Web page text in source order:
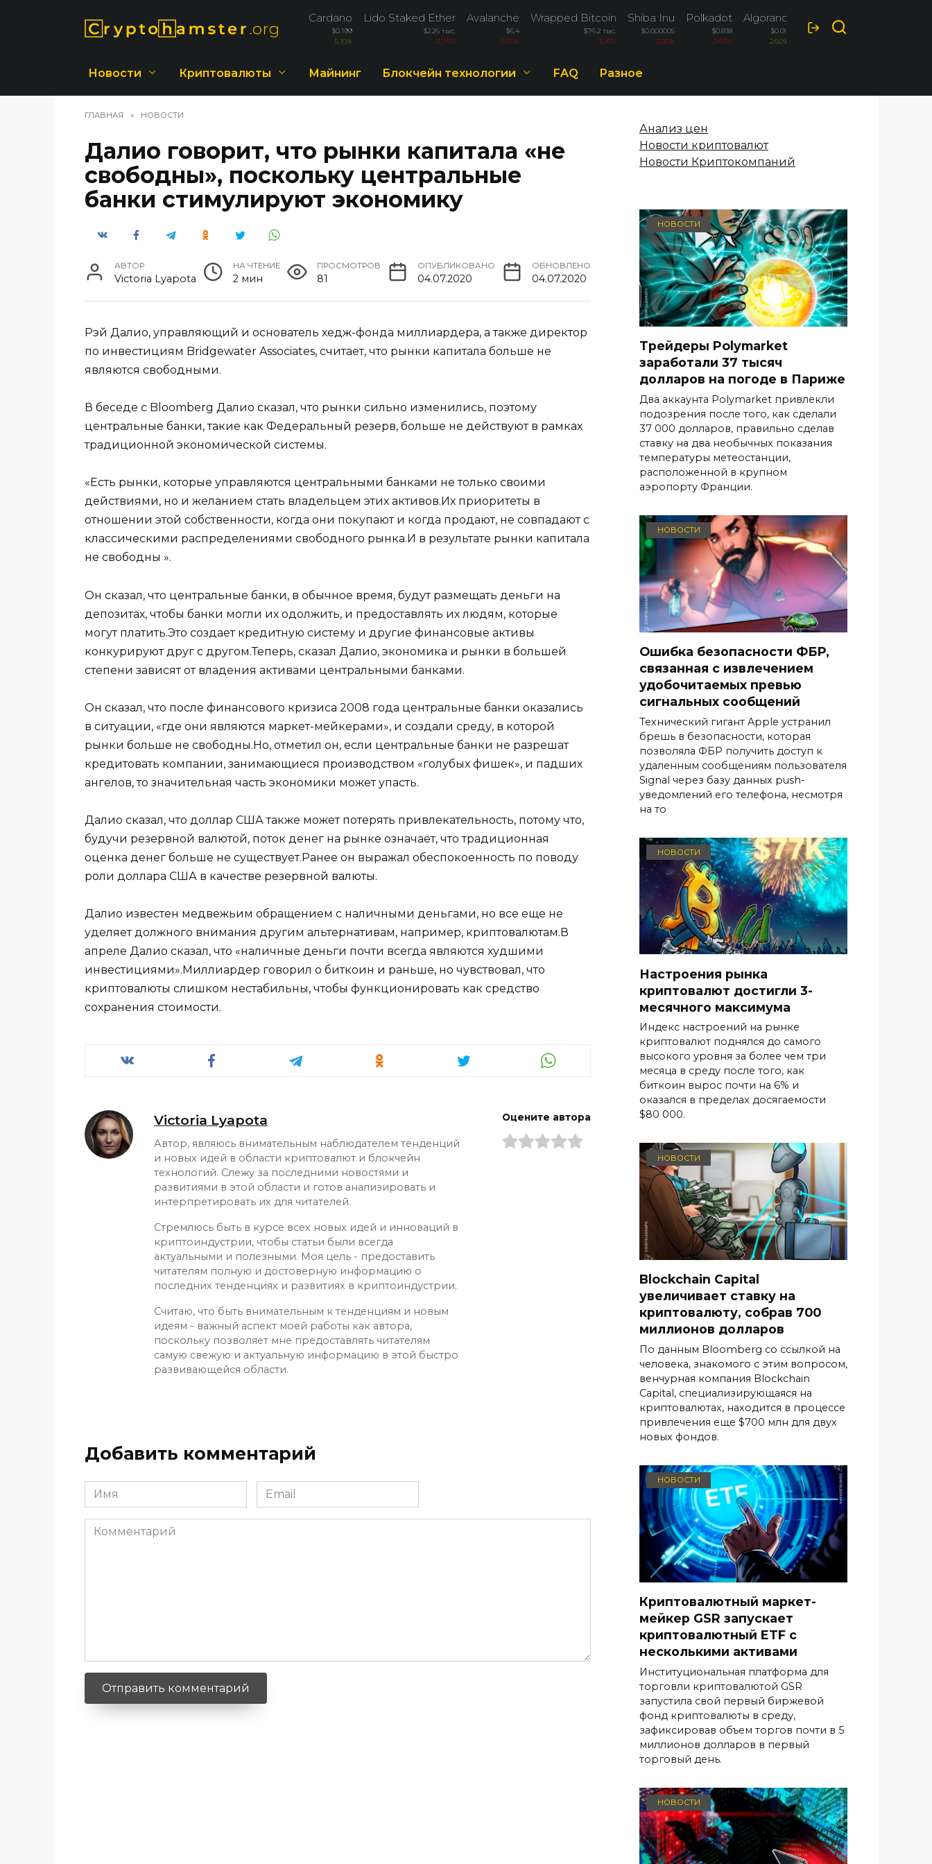
Cardano
$0.199
5.10%
Lido Staked Ether
$2.26 тыс.
-3.76%
Avalanche
$6.4
-3.50%
Wrapped Bitcoin
$76.2 тыс.
-3.26%
Shiba Inu
$0.000005
-3.00%
Polkadot
$0.818
-2.60%
Algorand
$0.09
2.60%
$1.02
Новости Криптовалюты Майнинг Блокчейн технологии FAQ Разное
ГЛАВНАЯ » НОВОСТИ
Далио говорит, что рынки капитала «не
свободны», поскольку центральные
банки стимулируют экономику
АВТОР
Victoria Lyapota
НА ЧТЕНИЕ
2 мин
ПРОСМОТРОВ
81
ОПУБЛИКОВАНО
04.07.2020
ОБНОВЛЕНО
04.07.2020
Рэй Далио, управляющий и основатель хедж-фонда миллиардера, а также директор
по инвестициям Bridgewater Associates, считает, что рынки капитала больше не
являются свободными.
В беседе с Bloomberg Далио сказал, что рынки сильно изменились, поэтому
центральные банки, такие как Федеральный резерв, больше не действуют в рамках
традиционной экономической системы.
«Есть рынки, которые управляются центральными банками не только своими
действиями, но и желанием стать владельцем этих активов.Их приоритеты в
отношении этой собственности, когда они покупают и когда продают, не совпадают с
классическими распределениями свободного рынка.И в результате рынки капитала
не свободны ».
Он сказал, что центральные банки, в обычное время, будут размещать деньги на
депозитах, чтобы банки могли их одолжить, и предоставлять их людям, которые
могут платить.Это создает кредитную систему и другие финансовые активы
конкурируют друг с другом.Теперь, сказал Далио, экономика и рынки в большей
степени зависят от владения активами центральными банками.
Он сказал, что после финансового кризиса 2008 года центральные банки оказались
в ситуации, «где они являются маркет-мейкерами», и создали среду, в которой
рынки больше не свободны.Но, отметил он, если центральные банки не разрешат
кредитовать компании, занимающиеся производством «голубых фишек», и падших
ангелов, то значительная часть экономики может упасть.
Далио сказал, что доллар США также может потерять привлекательность, потому что,
будучи резервной валютой, поток денег на рынке означает, что традиционная
оценка денег больше не существует.Ранее он выражал обеспокоенность по поводу
роли доллара США в качестве резервной валюты.
Далио известен медвежьим обращением с наличными деньгами, но все еще не
уделяет должного внимания другим альтернативам, например, криптовалютам.В
апреле Далио сказал, что «наличные деньги почти всегда являются худшими
инвестициями».Миллиардер говорил о биткоин и раньше, но чувствовал, что
криптовалюты слишком нестабильны, чтобы функционировать как средство
сохранения стоимости.
Victoria Lyapota
Автор, являюсь внимательным наблюдателем тенденций
и новых идей в области криптовалют и блокчейн
технологий. Слежу за последними новостями и
развитиями в этой области и готов анализировать и
интерпретировать их для читателей.
Стремлюсь быть в курсе всех новых идей и инноваций в
криптоиндустрии, чтобы статьи были всегда
актуальными и полезными. Моя цель - предоставить
читателям полную и достоверную информацию о
последних тенденциях и развитиях в криптоиндустрии.
Считаю, что быть внимательным к тенденциям и новым
идеям - важный аспект моей работы как автора,
поскольку позволяет мне предоставлять читателям
самую свежую и актуальную информацию в этой быстро
развивающейся области.
Оцените автора
Добавить комментарий
Имя
*
Email
*
Комментарий
Анализ цен
Новости криптовалют
Новости Криптокомпаний
НОВОСТИ
Трейдеры Polymarket
заработали 37 тысяч
долларов на погоде в Париже
Два аккаунта Polymarket привлекли
подозрения после того, как сделали
37 000 долларов, правильно сделав
ставку на два необычных показания
температуры метеостанции,
расположенной в крупном
аэропорту Франции.
НОВОСТИ
Ошибка безопасности ФБР,
связанная с извлечением
удобочитаемых превью
сигнальных сообщений
Технический гигант Apple устранил
брешь в безопасности, которая
позволяла ФБР получить доступ к
удаленным сообщениям пользователя
Signal через базу данных push-
уведомлений его телефона, несмотря
на то
НОВОСТИ
Настроения рынка
криптовалют достигли 3-
месячного максимума
Индекс настроений на рынке
криптовалют поднялся до самого
высокого уровня за более чем три
месяца в среду после того, как
биткоин вырос почти на 6% и
оказался в пределах досягаемости
$80 000.
НОВОСТИ
Blockchain Capital
увеличивает ставку на
криптовалюту, собрав 700
миллионов долларов
По данным Bloomberg со ссылкой на
человека, знакомого с этим вопросом,
венчурная компания Blockchain
Capital, специализирующаяся на
криптовалютах, находится в процессе
привлечения еще $700 млн для двух
новых фондов.
НОВОСТИ
Криптовалютный маркет-
мейкер GSR запускает
криптовалютный ETF с
несколькими активами
Институциональная платформа для
торговли криптовалютой GSR
запустила свой первый биржевой
фонд криптовалюты в среду,
зафиксировав объем торгов почти в 5
миллионов долларов в первый
торговый день.
НОВОСТИ